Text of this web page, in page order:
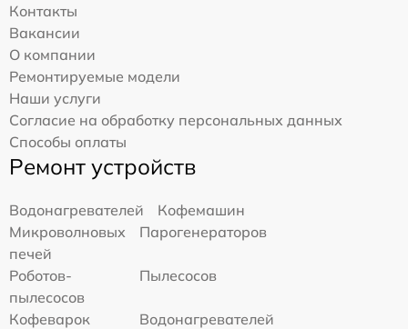
Контакты
Вакансии
О компании
Ремонтируемые модели
Наши услуги
Согласие на обработку персональных данных
Способы оплаты
Ремонт устройств
Водонагревателей
Кофемашин
Микроволновых
печей
Парогенераторов
Роботов-
пылесосов
Пылесосов
Кофеварок
Водонагревателей